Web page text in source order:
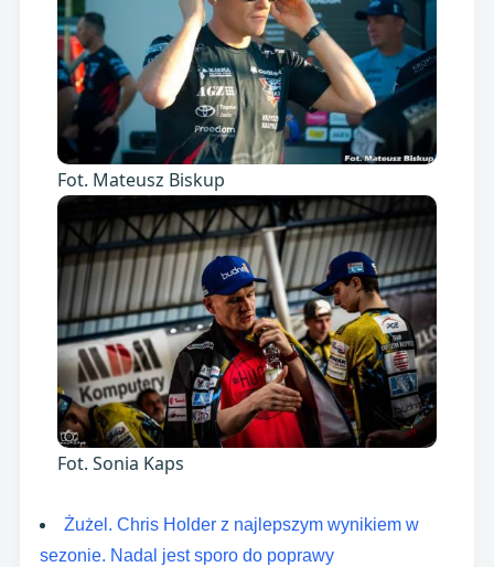
Fot. Mateusz Biskup
Fot. Sonia Kaps
Żużel. Chris Holder z najlepszym wynikiem w
sezonie. Nadal jest sporo do poprawy